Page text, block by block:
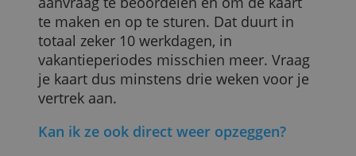
American Express’ kaarten scoorden
slechter omdat ze doorgaans duurder
en van alle kredietkaarten hebben ze de
hoogste wisselkoersopslag: 2,50%. Ook
kun je lang niet overal met je Amex-kaart
betalen.